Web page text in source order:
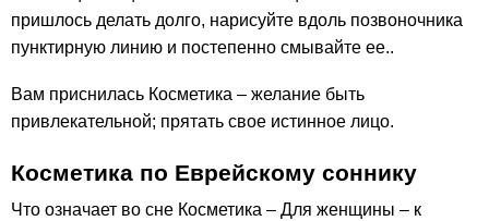
пришлось делать долго, нарисуйте вдоль позвоночника
пунктирную линию и постепенно смывайте ее..
Вам приснилась Косметика – желание быть
привлекательной; прятать свое истинное лицо.
Косметика по Еврейскому соннику
Что означает во сне Косметика – Для женщины – к